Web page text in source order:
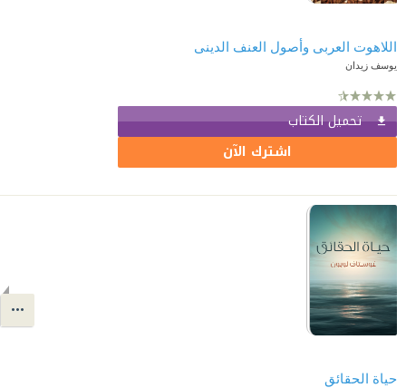
اللاهوت العربى وأصول العنف الدينى
يوسف زيدان
تحميل الكتاب
اشترك الآن
حياة الحقائق